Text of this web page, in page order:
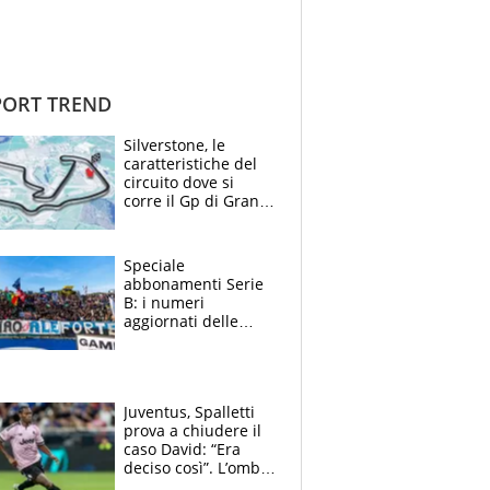
TREND
Silverstone, le
caratteristiche del
circuito dove si
corre il Gp di Gran
Speciale
abbonamenti Serie
B: i numeri
aggiornati delle
Juventus, Spalletti
prova a chiudere il
caso David: “Era
deciso così”. L’ombra